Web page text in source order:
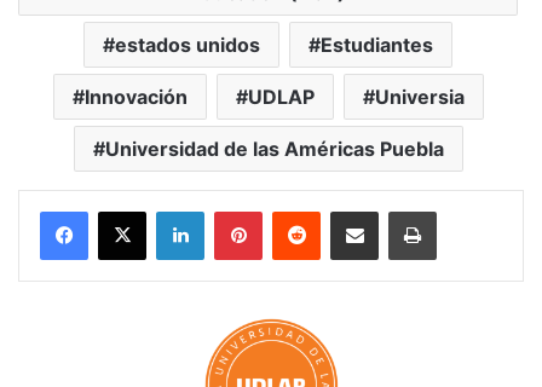
estados unidos Estudiantes
Innovación UDLAP Universia
Universidad de las Américas Puebla
LinkedInPinterestReddit Share via Email Print